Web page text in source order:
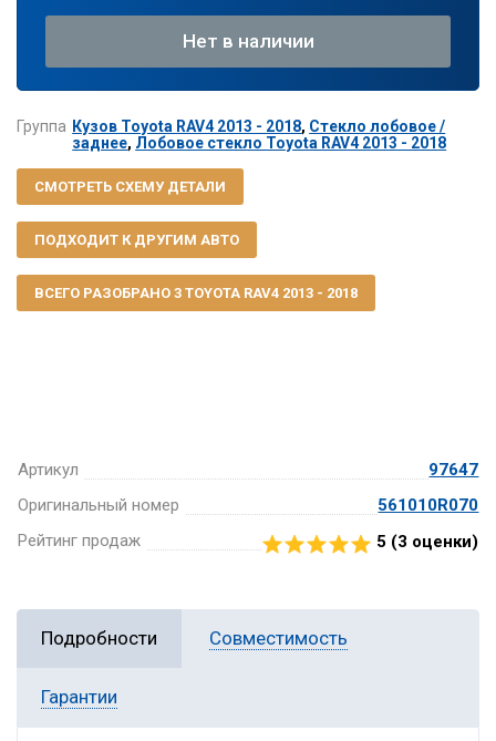
Артикул
97647
Оригинальный номер
561010R070
Рейтинг продаж
5 (3 оценки)
Нет в наличии
Группа Кузов Toyota RAV4 2013 - 2018, Стекло лобовое /
заднее, Лобовое стекло Toyota RAV4 2013 - 2018
СМОТРЕТЬ СХЕМУ ДЕТАЛИ
ПОДХОДИТ К ДРУГИМ АВТО
ВСЕГО РАЗОБРАНО 3 TOYOTA RAV4 2013 - 2018
Подробности Совместимость
Гарантии